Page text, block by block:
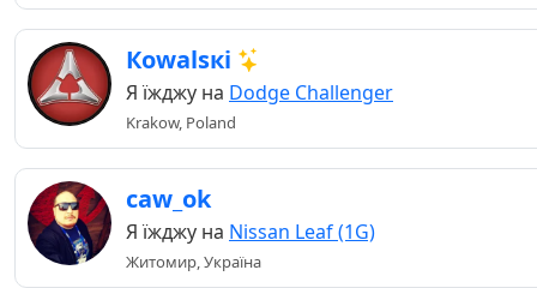
Кowаlsкі
Я їжджу на Dodge Challenger
Krakow, Poland
caw_ok
Я їжджу на Nissan Leaf (1G)
Житомир, Україна